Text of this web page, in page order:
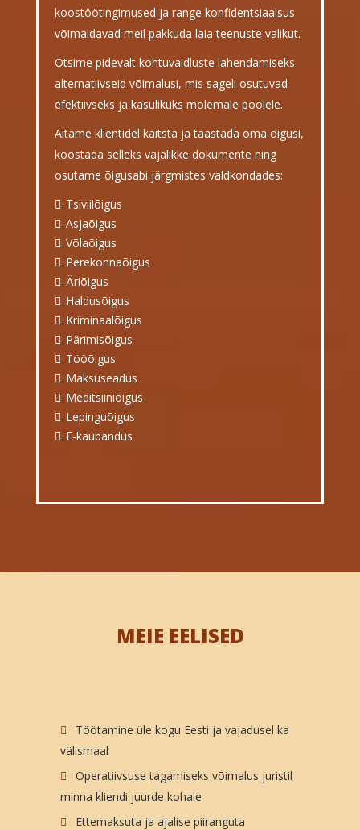
koostöötingimused ja range konfidentsiaalsus
võimaldavad meil pakkuda laia teenuste valikut.
Otsime pidevalt kohtuvaidluste lahendamiseks
alternatiivseid võimalusi, mis sageli osutuvad
efektiivseks ja kasulikuks mõlemale poolele.
Aitame klientidel kaitsta ja taastada oma õigusi,
koostada selleks vajalikke dokumente ning
osutame õigusabi järgmistes valdkondades:
Tsiviilõigus
Asjaõigus
Võlaõigus
Perekonnaõigus
Äriõigus
Haldusõigus
Kriminaalõigus
Pärimisõigus
Tööõigus
Maksuseadus
Meditsiiniõigus
Lepinguõigus
E-kaubandus
MEIE EELISED
Töötamine üle kogu Eesti ja vajadusel ka
välismaal
Operatiivsuse tagamiseks võimalus juristil
minna kliendi juurde kohale
Ettemaksuta ja ajalise piiranguta